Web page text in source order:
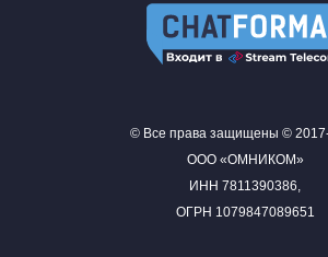
© Все права защищены ©
ООО «ОМНИКОМ»
ИНН 7811390386,
ОГРН 1079847089651